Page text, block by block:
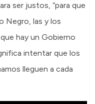
ser justos, “para que
Negro, las y los
hay un Gobierno
intentar que los
lleguen a cada